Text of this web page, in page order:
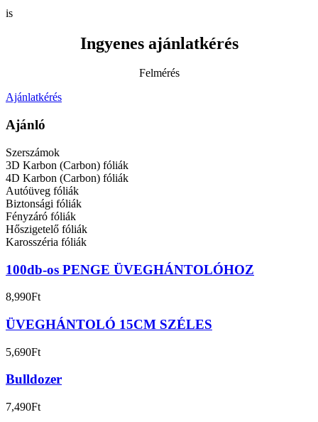
is
Ingyenes ajánlatkérés
Felmérés
Ajánlatkérés
Ajánló
Szerszámok
3D Karbon (Carbon) fóliák
4D Karbon (Carbon) fóliák
Autóüveg fóliák
Biztonsági fóliák
Fényzáró fóliák
Hőszigetelő fóliák
Karosszéria fóliák
100db-os PENGE ÜVEGHÁNTOLÓHOZ
8,990Ft
ÜVEGHÁNTOLÓ 15CM SZÉLES
5,690Ft
Bulldozer
7,490Ft